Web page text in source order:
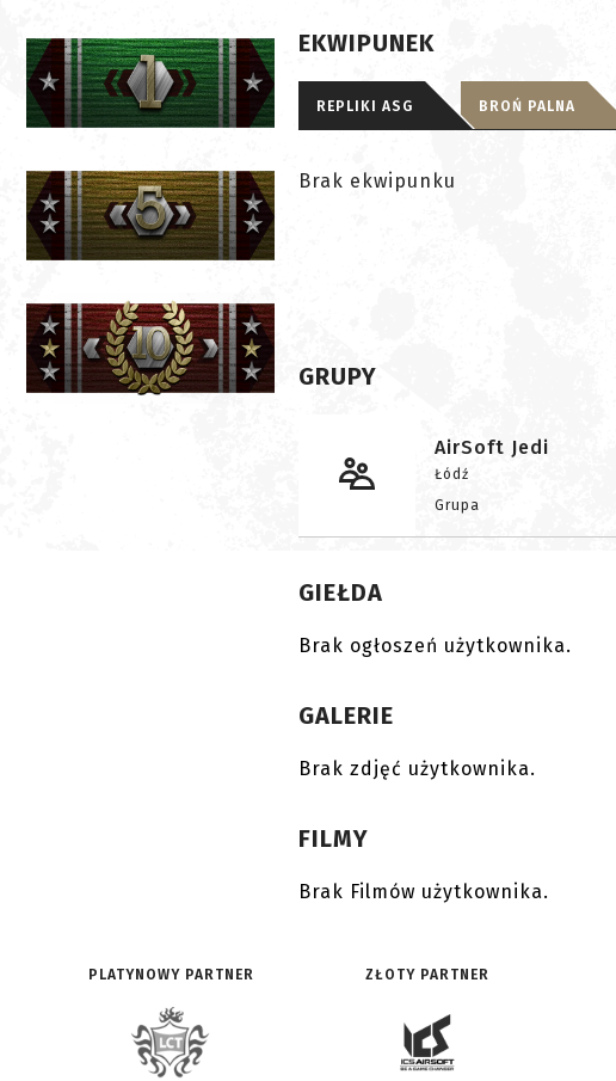
EKWIPUNEK
REPLIKI ASG BROŃ PALNA
Brak ekwipunku
GRUPY
AirSoft Jedi
Łódź
Grupa
GIEŁDA
Brak ogłoszeń użytkownika.
GALERIE
Brak zdjęć użytkownika.
FILMY
Brak Filmów użytkownika.
PLATYNOWY PARTNER ZŁOTY PARTNER